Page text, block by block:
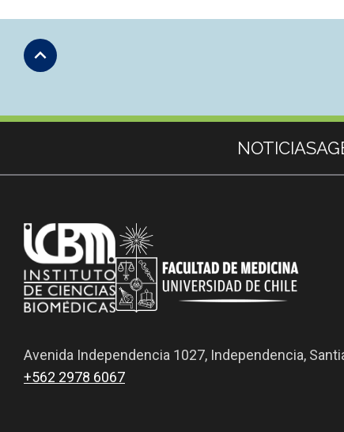
NOTICIAS
Avenida Independencia 1027, Independencia,
+562 2978 6067